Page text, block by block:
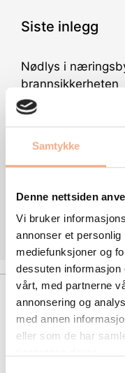
Samtykke
Denne nettsiden
Vi bruker
annonser et
mediefunksjoner og
dessuten informasjon
vårt, med partnerne
annonsering og
med annen
eller som de har
Siste inlegg
Nødlys i
brannsikkerheten
Nødlys i
og lovpålagt
Nødlys
Årskontroll av
varsling og